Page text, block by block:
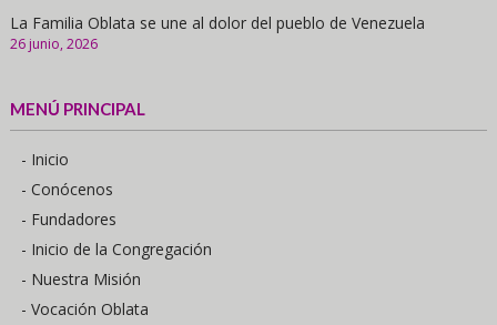
La Familia Oblata se une al dolor del pueblo de Venezuela
26 junio, 2026
MENÚ PRINCIPAL
- Inicio
- Conócenos
- Fundadores
- Inicio de la Congregación
- Nuestra Misión
- Vocación Oblata